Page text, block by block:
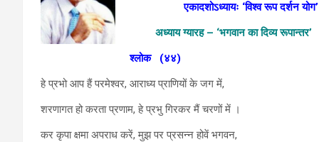
एकादशोऽध्यायः ‘विश्व रूप दर्शन योग’
अध्याय ग्यारह – ‘भगवान का दिव्य रूपान्तर’
श्लोक
(४४)
हे प्रभो आप हैं परमेश्वर, आराध्य प्राणियों के जग में,
शरणागत हो करता प्रणाम, हे प्रभु गिरकर मैं चरणों में ।
कर कृपा क्षमा अपराध करें, मुझ पर प्रसन्न होवें भगवन,